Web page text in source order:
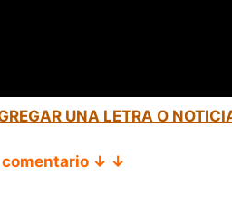
UNA LETRA O
comentario ↓ ↓